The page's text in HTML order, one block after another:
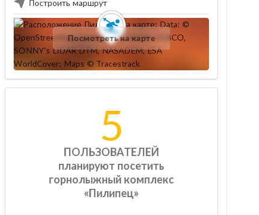
Построить маршрут
Посмотреть на карте
5
ПОЛЬЗОВАТЕЛЕЙ
планируют посетить
горнолыжный комплекс
«Пилипец»